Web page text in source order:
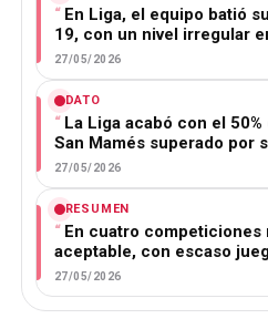
En Liga, el equipo batió
19, con un nivel irregular
27/05/2026
DATO
La Liga acabó con el
San Mamés superado por
27/05/2026
RESUMEN
En cuatro competiciones
aceptable, con escaso
27/05/2026